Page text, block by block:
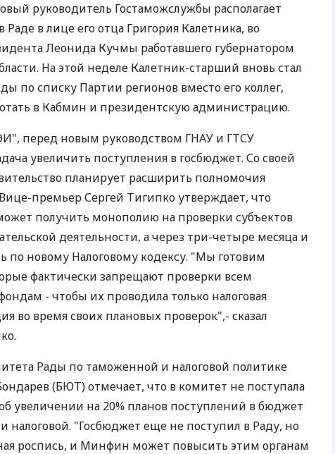
руководитель Гостаможслужбы располагает
в лице его отца Григория Калетника, во
Леонида Кучмы работавшего губернатором
На этой неделе Калетник-старший вновь стал
по списку Партии регионов вместо его коллег,
в Кабмин и президентскую администрацию.
перед новым руководством ГНАУ и ГТСУ
увеличить поступления в госбюджет. Со своей
планирует расширить полномочия
премьер Сергей Тигипко утверждает, что
получить монополию на проверки субъектов
деятельности, а через три-четыре месяца и
по новому Налоговому кодексу. "Мы готовим
фактически запрещают проверки всем
- чтобы их проводила только налоговая
во время своих плановых проверок",- сказал
Рады по таможенной и налоговой политике
(БЮТ) отмечает, что в комитет не поступала
увеличении на 20% планов поступлений в бюджет
налоговой. "Госбюджет еще не поступил в Раду, но
роспись, и Минфин может повысить этим органам